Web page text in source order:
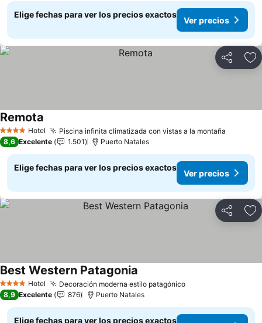
Elige fechas para ver los precios exactos
Ver precios
Compartir
4 EstrellasHotel Piscina infinita climatizada con vistas a la montaña
Remota
8,6 Excelente 1.501 Puerto Natales
Elige fechas para ver los precios exactos
Ver precios
Compartir
4 EstrellasHotel Decoración moderna estilo patagónicoVer precios
Best Western Patagonia
8,9 Excelente 876 Puerto Natales
Elige fechas para ver los precios exactos